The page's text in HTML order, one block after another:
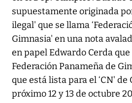
supuestamente originada
ilegal' que se llama
Gimnasia' en una nota
en papel Edwardo Cerda que
Federación Panameña de
que está lista para el ‘CN' de
próximo 12 y 13 de octubre